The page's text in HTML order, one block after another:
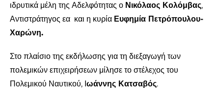
ιδρυτικά μέλη της Αδελφότητας ο Νικόλαος Κολόμβας,
Αντιστράτηγος εα και η κυρία Ευφημία Πετρόπουλου-
Χαρώνη.
Στο πλαίσιο της εκδήλωσης για τη διεξαγωγή των
πολεμικών επιχειρήσεων μίλησε το στέλεχος του
Πολεμικού Ναυτικού, Ι ωάννης Κατσαβός.